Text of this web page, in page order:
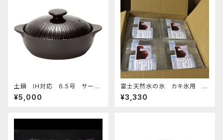
土鍋 IH対応 6.5号 サーマ
テック チョコレート
¥5,000
富士天然水の氷 カキ氷用 2
kg 4個セット 発泡スチロール箱
入り
¥3,330